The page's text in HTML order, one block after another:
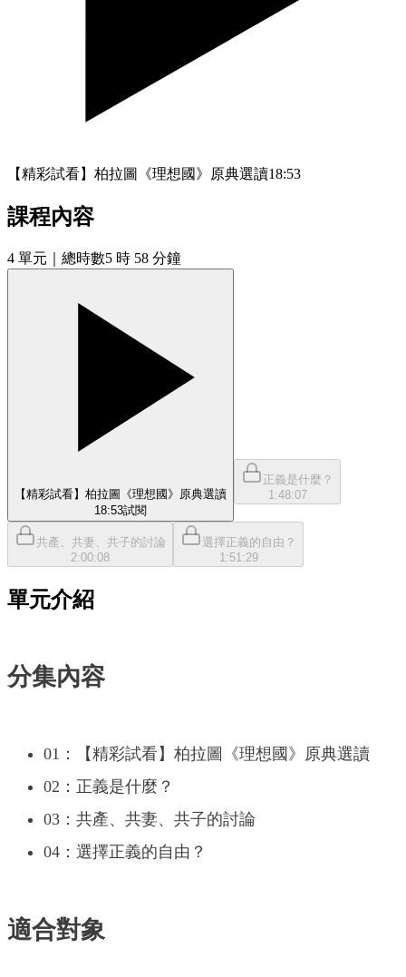
【精彩試看】柏拉圖《理想國》原典選讀18:53
課程內容
4 單元 ｜總時數5 時 58 分鐘
【精彩試看】柏拉圖《理想國》原典選讀
18:53試閱
正義是什麼？
1:48:07
共產、共妻、共子的討論
2:00:08
選擇正義的自由？
1:51:29
單元介紹
分集內容
01：【精彩試看】柏拉圖《理想國》原典選讀
02：正義是什麼？
03：共產、共妻、共子的討論
04：選擇正義的自由？
適合對象